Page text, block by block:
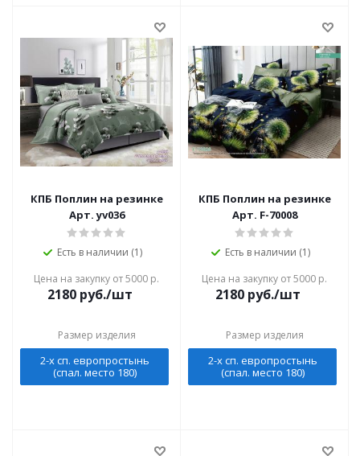
КПБ Поплин на резинке
Арт. yv036
Есть в наличии (1)
Цена на закупку от 5000 р.
2180 руб./шт
Размер изделия
2-х сп. европростынь
(спал. место 180)
КПБ Поплин на резинке
Арт. F-70008
Есть в наличии (1)
Цена на закупку от 5000 р.
2180 руб./шт
Размер изделия
2-х сп. европростынь
(спал. место 180)